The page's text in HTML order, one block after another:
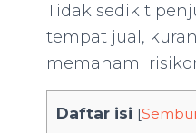
Tidak sedikit
tempat jual,
memahami
Daftar isi [